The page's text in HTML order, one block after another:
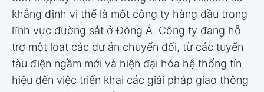
khẳng định vị thế là một công ty hàng đầu trong
lĩnh vực đường sắt ở Đông Á. Công ty đang hỗ
trợ một loạt các dự án chuyển đổi, từ các tuyến
tàu điện ngầm mới và hiện đại hóa hệ thống tín
hiệu đến việc triển khai các giải pháp giao thông